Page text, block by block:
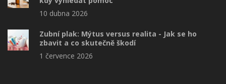
10 dubna 2026
Zubní plak: Mýtus versus realita - Jak se ho
zbavit a co skutečně škodí
1 července 2026